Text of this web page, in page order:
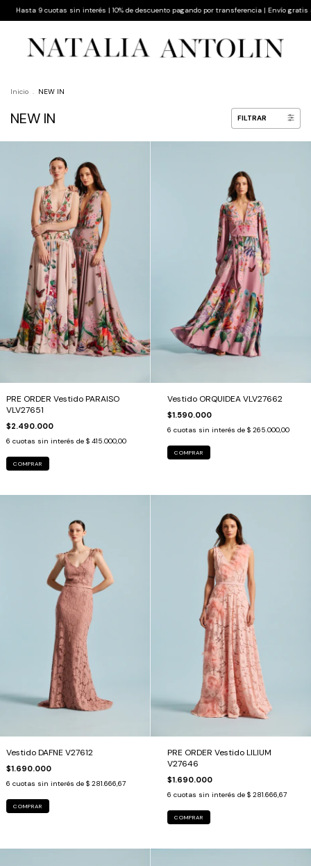
9 cuotas sin interés | 10% de descuento pagando por transferencia | Envío gratis a todo
Inicio . NEW IN
NEW IN FILTRAR
PRE ORDER Vestido PARAISO
VLV27651
$2.490.000
6 cuotas sin interés de $ 415.000,00
COMPRAR
Vestido ORQUIDEA VLV27662
$1.590.000
6 cuotas sin interés de $ 265.000,00
COMPRAR
Vestido DAFNE V27612
$1.690.000
6 cuotas sin interés de $ 281.666,67
COMPRAR
PRE ORDER Vestido LILIUM
V27646
$1.690.000
6 cuotas sin interés de $ 281.666,67
COMPRAR